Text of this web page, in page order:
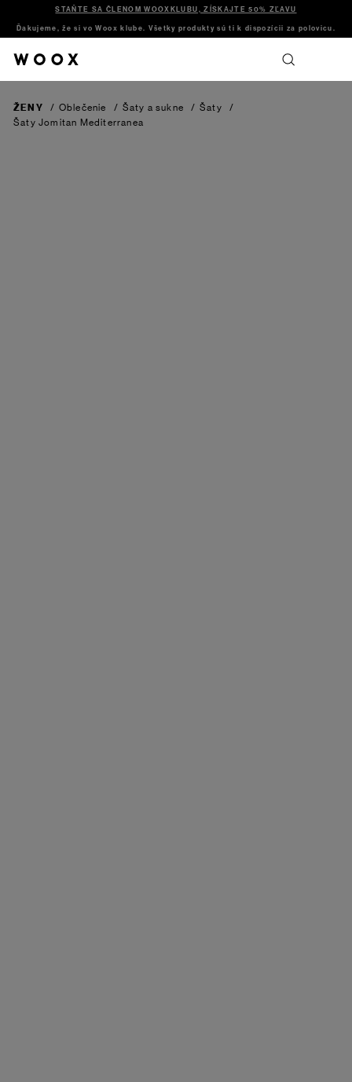
STAŇTE SA ČLENOM WOOXKLUBU, ZÍSKAJTE 50% ZĽAVU
Ďakujeme, že si vo Woox klube. Všetky produkty sú ti k dispozícii za polovicu.
ŽENY / Oblečenie / Šaty a sukne / Šaty
/
Šaty Jomitan Mediterranea